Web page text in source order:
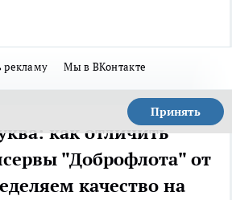
рекламу Мы в ВКонтакте
Принять
как отличить
"Доброфлота" от
качество на